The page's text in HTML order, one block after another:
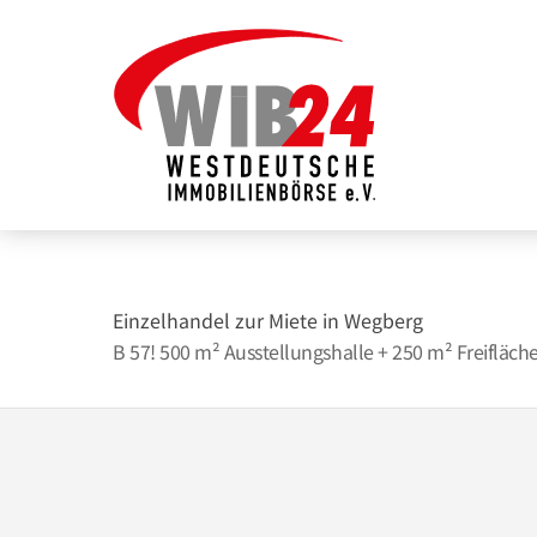
Einzelhandel zur Miete in Wegberg
B 57! 500 m² Ausstellungshalle + 250 m²